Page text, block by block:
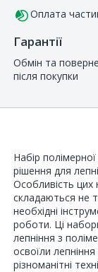
Оплата
Гарантії
Обмін та
після покупки
Набір
рішення для
Особливість
складаються не
необхідні
роботи. Ці
лепніння з
освоїли
різноманітні